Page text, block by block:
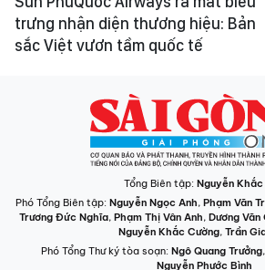
trưng nhận diện thương hiệu: Bản
sắc Việt vươn tầm quốc tế
Tổng Biên tập: Nguyễn Khắc
Phó Tổng Biên tập: Nguyễn Ngọc Anh, Phạm Văn
Trương Đức Nghĩa, Phạm Thị Vân Anh, Dương Văn
Nguyễn Khắc Cường, Trần
Phó Tổng Thư ký tòa soạn: Ngô Quang Trưởng,
Nguyễn Phước Bình